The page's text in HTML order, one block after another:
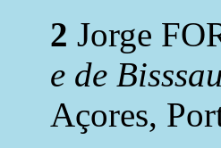
2 Jorge
e de
Açores,